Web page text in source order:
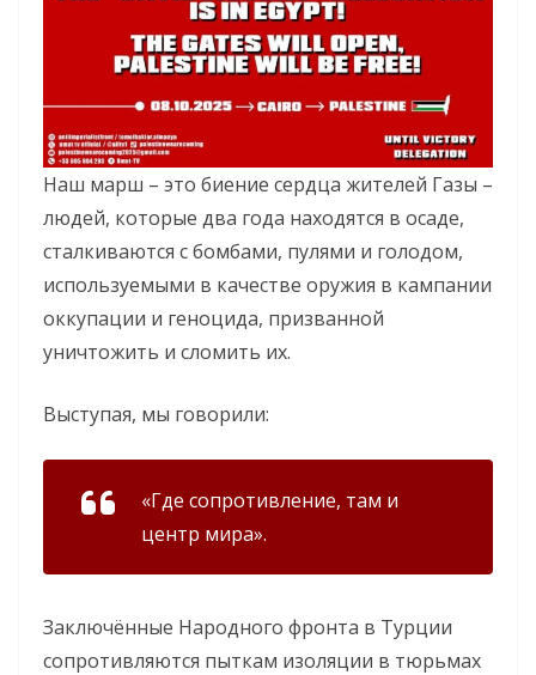
Наш марш – это биение сердца жителей Газы –
людей, которые два года находятся в осаде,
сталкиваются с бомбами, пулями и голодом,
используемыми в качестве оружия в кампании
оккупации и геноцида, призванной
уничтожить и сломить их.
Выступая, мы говорили:
«Где сопротивление, там и
центр мира».
Заключённые Народного фронта в Турции
сопротивляются пыткам изоляции в тюрьмах